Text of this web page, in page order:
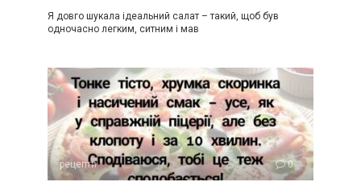
Я довго шукала ідеальний салат – такий, щоб був
одночасно легким, ситним і мав
рецепти 0